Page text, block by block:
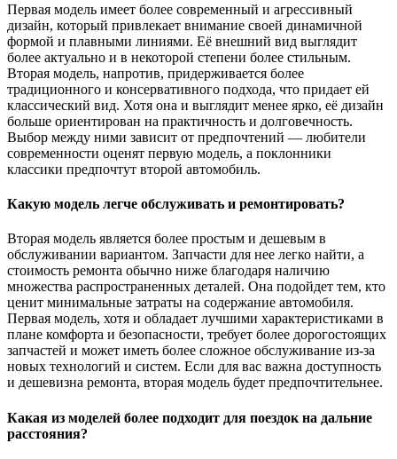
Первая модель имеет более современный и агрессивный
дизайн, который привлекает внимание своей динамичной
формой и плавными линиями. Её внешний вид выглядит
более актуально и в некоторой степени более стильным.
Вторая модель, напротив, придерживается более
традиционного и консервативного подхода, что придает ей
классический вид. Хотя она и выглядит менее ярко, её дизайн
больше ориентирован на практичность и долговечность.
Выбор между ними зависит от предпочтений — любители
современности оценят первую модель, а поклонники
классики предпочтут второй автомобиль.
Какую модель легче обслуживать и ремонтировать?
Вторая модель является более простым и дешевым в
обслуживании вариантом. Запчасти для нее легко найти, а
стоимость ремонта обычно ниже благодаря наличию
множества распространенных деталей. Она подойдет тем, кто
ценит минимальные затраты на содержание автомобиля.
Первая модель, хотя и обладает лучшими характеристиками в
плане комфорта и безопасности, требует более дорогостоящих
запчастей и может иметь более сложное обслуживание из-за
новых технологий и систем. Если для вас важна доступность
и дешевизна ремонта, вторая модель будет предпочтительнее.
Какая из моделей более подходит для поездок на дальние
расстояния?